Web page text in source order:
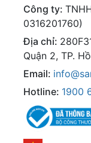
Công ty:
0316201760)
Địa chỉ:
Quận 2, TP.
Email:
Hotline: 1900